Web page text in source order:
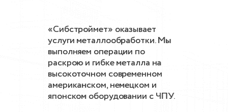
«Сибстроймет» оказывает
услуги металлообработки. Мы
выполняем операции по
раскрою и гибке металла на
высокоточном современном
американском, немецком и
японском оборудовании с ЧПУ.